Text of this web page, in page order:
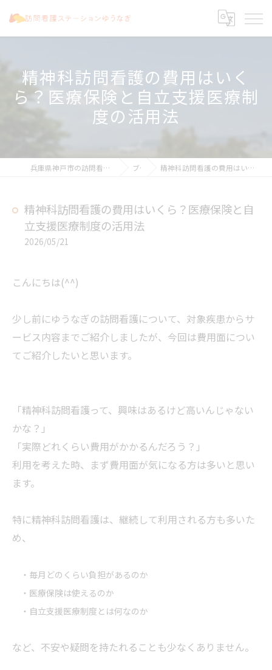
精神科訪問看護の費用はいく
ら？医療保険と自立支援医療制
度の活用法
兵庫県神戸市の訪問看護なら訪問看護ステーションゆうなぎ ブログ 精神科訪問看護の費用はいくら？医療保険と自立支援医療制度の活用法
精神科訪問看護の費用はいくら？医療保険と自
立支援医療制度の活用法
2026/05/21
こんにちは(^^)
少し前にゆうなぎの訪問看護について、対象疾患からサ
ービス内容までご紹介しましたが、今回は費用面につい
てご紹介したいと思います。
「精神科訪問看護って、興味はあるけど高いんじゃない
かな？」
「実際どれくらい費用がかかるんだろう？」
利用を考えた時、まず費用面が気になる方は多いと思い
ます。
特に精神科訪問看護は、継続して利用される方も多いた
め、
・毎月どのくらい負担があるのか
・医療保険は使えるのか
・自立支援医療制度とは何なのか
など、不安や疑問を持たれることも少なくありません。